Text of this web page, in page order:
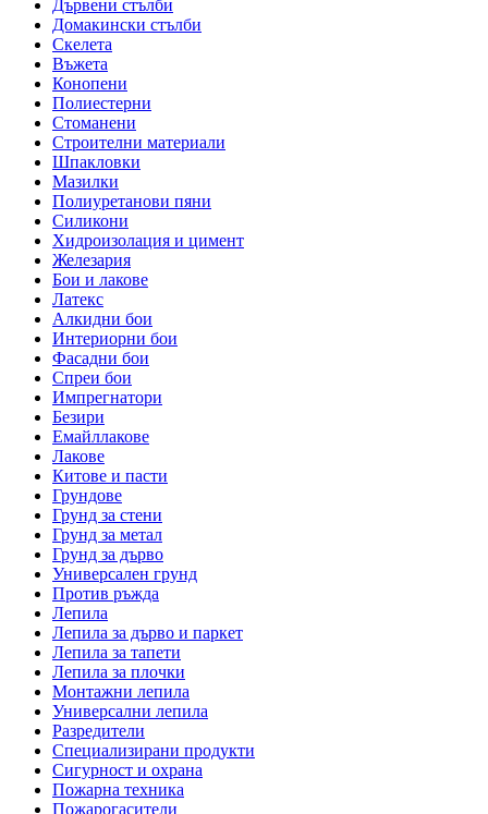
Дървени стълби
Домакински стълби
Скелета
Въжета
Конопени
Полиестерни
Стоманени
Строителни материали
Шпакловки
Мазилки
Полиуретанови пяни
Силикони
Хидроизолация и цимент
Железария
Бои и лакове
Латекс
Алкидни бои
Интериорни бои
Фасадни бои
Спреи бои
Импрегнатори
Безири
Емайллакове
Лакове
Китове и пасти
Грундове
Грунд за стени
Грунд за метал
Грунд за дърво
Универсален грунд
Против ръжда
Лепила
Лепила за дърво и паркет
Лепила за тапети
Лепила за плочки
Монтажни лепила
Универсални лепила
Разредители
Специализирани продукти
Сигурност и охрана
Пожарна техника
Пожарогасители